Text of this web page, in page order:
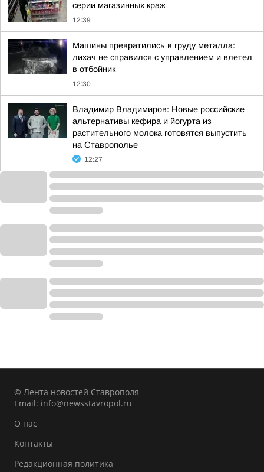
серии магазинных краж
12:39
Машины превратились в груду металла:
лихач не справился с управлением и влетел
в отбойник
12:30
Владимир Владимиров: Новые российские
альтернативы кефира и йогурта из
растительного молока готовятся выпустить
на Ставрополье
12:27
© Лента новостей Ставрополя
Email: info@newsstavropol.ru
О нас
Контакты
Редакционная политика